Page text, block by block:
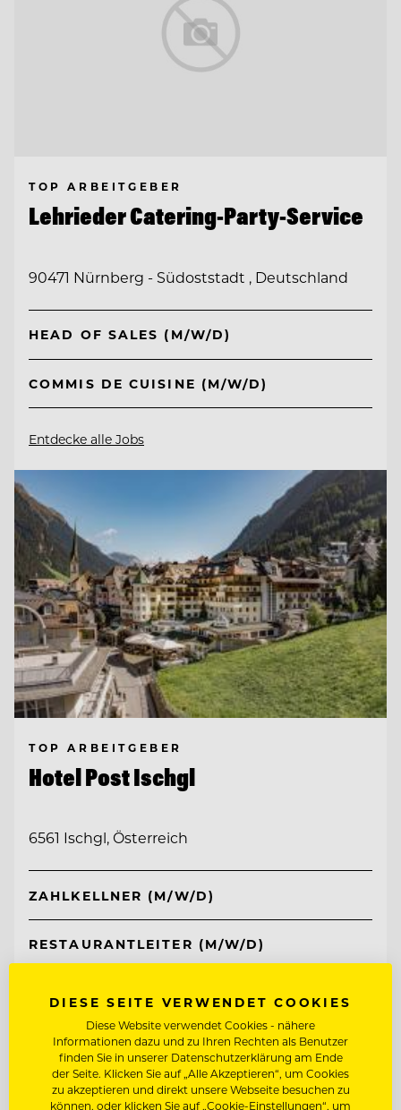
TOP ARBEITGEBER
Lehrieder Catering-Party-Service
90471 Nürnberg - Südoststadt , Deutschland
HEAD OF SALES (M/W/D)
COMMIS DE CUISINE (M/W/D)
Entdecke alle Jobs
TOP ARBEITGEBER
Hotel Post Ischgl
6561 Ischgl, Österreich
ZAHLKELLNER (M/W/D)
RESTAURANTLEITER (M/W/D)
Entdecke alle Jobs
DIESE SEITE VERWENDET COOKIES
Diese Website verwendet Cookies - nähere
Informationen dazu und zu Ihren Rechten als Benutzer
finden Sie in unserer Datenschutzerklärung am Ende
der Seite. Klicken Sie auf „Alle Akzeptieren“, um Cookies
zu akzeptieren und direkt unsere Webseite besuchen zu
können, oder klicken Sie auf „Cookie-Einstellungen“, um